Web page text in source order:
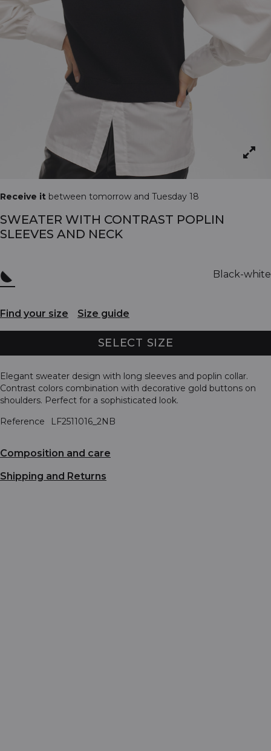
Receive it between tomorrow and Tuesday 18
SWEATER WITH CONTRAST POPLIN
SLEEVES AND NECK
Black-white
Find your size Size guide
SELECT SIZE
Elegant sweater design with long sleeves and poplin collar.
Contrast colors combination with decorative gold buttons on
shoulders. Perfect for a sophisticated look.
Reference
LF2511016_2NB
Composition and care
Shipping and Returns